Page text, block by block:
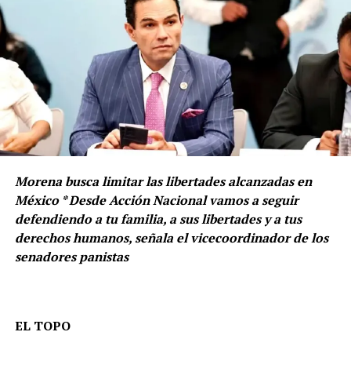
Morena busca limitar las libertades alcanzadas en
México * Desde Acción Nacional vamos a seguir
defendiendo a tu familia, a sus libertades y a tus
derechos humanos, señala el vicecoordinador de los
senadores panistas
EL TOPO